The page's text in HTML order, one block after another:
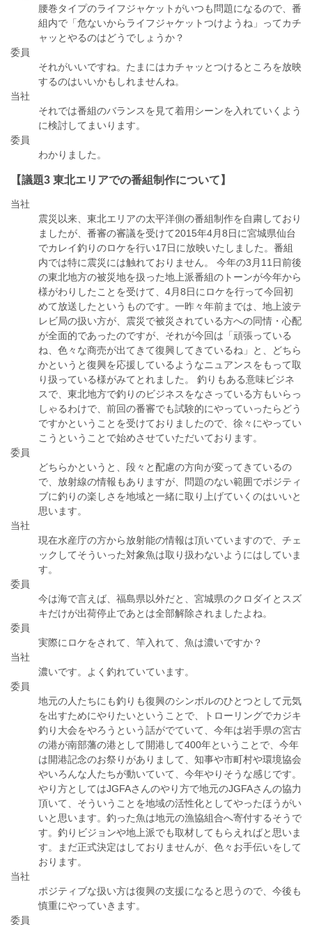
腰巻タイプのライフジャケットがいつも問題になるので、番
組内で「危ないからライフジャケットつけようね」ってカチ
ャッとやるのはどうでしょうか？
委員
それがいいですね。たまにはカチャッとつけるところを放映
するのはいいかもしれませんね。
当社
それでは番組のバランスを見て着用シーンを入れていくよう
に検討してまいります。
委員
わかりました。
【議題3 東北エリアでの番組制作について】
当社
震災以来、東北エリアの太平洋側の番組制作を自粛しており
ましたが、番審の審議を受けて2015年4月8日に宮城県仙台
でカレイ釣りのロケを行い17日に放映いたしました。番組
内では特に震災には触れておりません。 今年の3月11日前後
の東北地方の被災地を扱った地上派番組のトーンが今年から
様がわりしたことを受けて、4月8日にロケを行って今回初
めて放送したというものです。一昨々年前までは、地上波テ
レビ局の扱い方が、震災で被災されている方への同情・心配
が全面的であったのですが、それが今回は「頑張っている
ね、色々な商売が出てきて復興してきているね」と、どちら
かというと復興を応援しているようなニュアンスをもって取
り扱っている様がみてとれました。 釣りもある意味ビジネ
スで、東北地方で釣りのビジネスをなさっている方もいらっ
しゃるわけで、前回の番審でも試験的にやっていったらどう
ですかということを受けておりましたので、徐々にやってい
こうということで始めさせていただいております。
委員
どちらかというと、段々と配慮の方向が変ってきているの
で、放射線の情報もありますが、問題のない範囲でポジティ
ブに釣りの楽しさを地域と一緒に取り上げていくのはいいと
思います。
当社
現在水産庁の方から放射能の情報は頂いていますので、チェ
ックしてそういった対象魚は取り扱わないようにはしていま
す。
委員
今は海で言えば、福島県以外だと、宮城県のクロダイとスズ
キだけが出荷停止であとは全部解除されましたよね。
委員
実際にロケをされて、竿入れて、魚は濃いですか？
当社
濃いです。よく釣れていています。
委員
地元の人たちにも釣りも復興のシンボルのひとつとして元気
を出すためにやりたいということで、トローリングでカジキ
釣り大会をやろうという話がでていて、今年は岩手県の宮古
の港が南部藩の港として開港して400年ということで、今年
は開港記念のお祭りがありまして、知事や市町村や環境協会
やいろんな人たちが動いていて、今年やりそうな感じです。
やり方としてはJGFAさんのやり方で地元のJGFAさんの協力
頂いて、そういうことを地域の活性化としてやったほうがい
いと思います。釣った魚は地元の漁協組合へ寄付するそうで
す。釣りビジョンや地上派でも取材してもらえればと思いま
す。まだ正式決定はしておりませんが、色々お手伝いをして
おります。
当社
ポジティブな扱い方は復興の支援になると思うので、今後も
慎重にやっていきます。
委員